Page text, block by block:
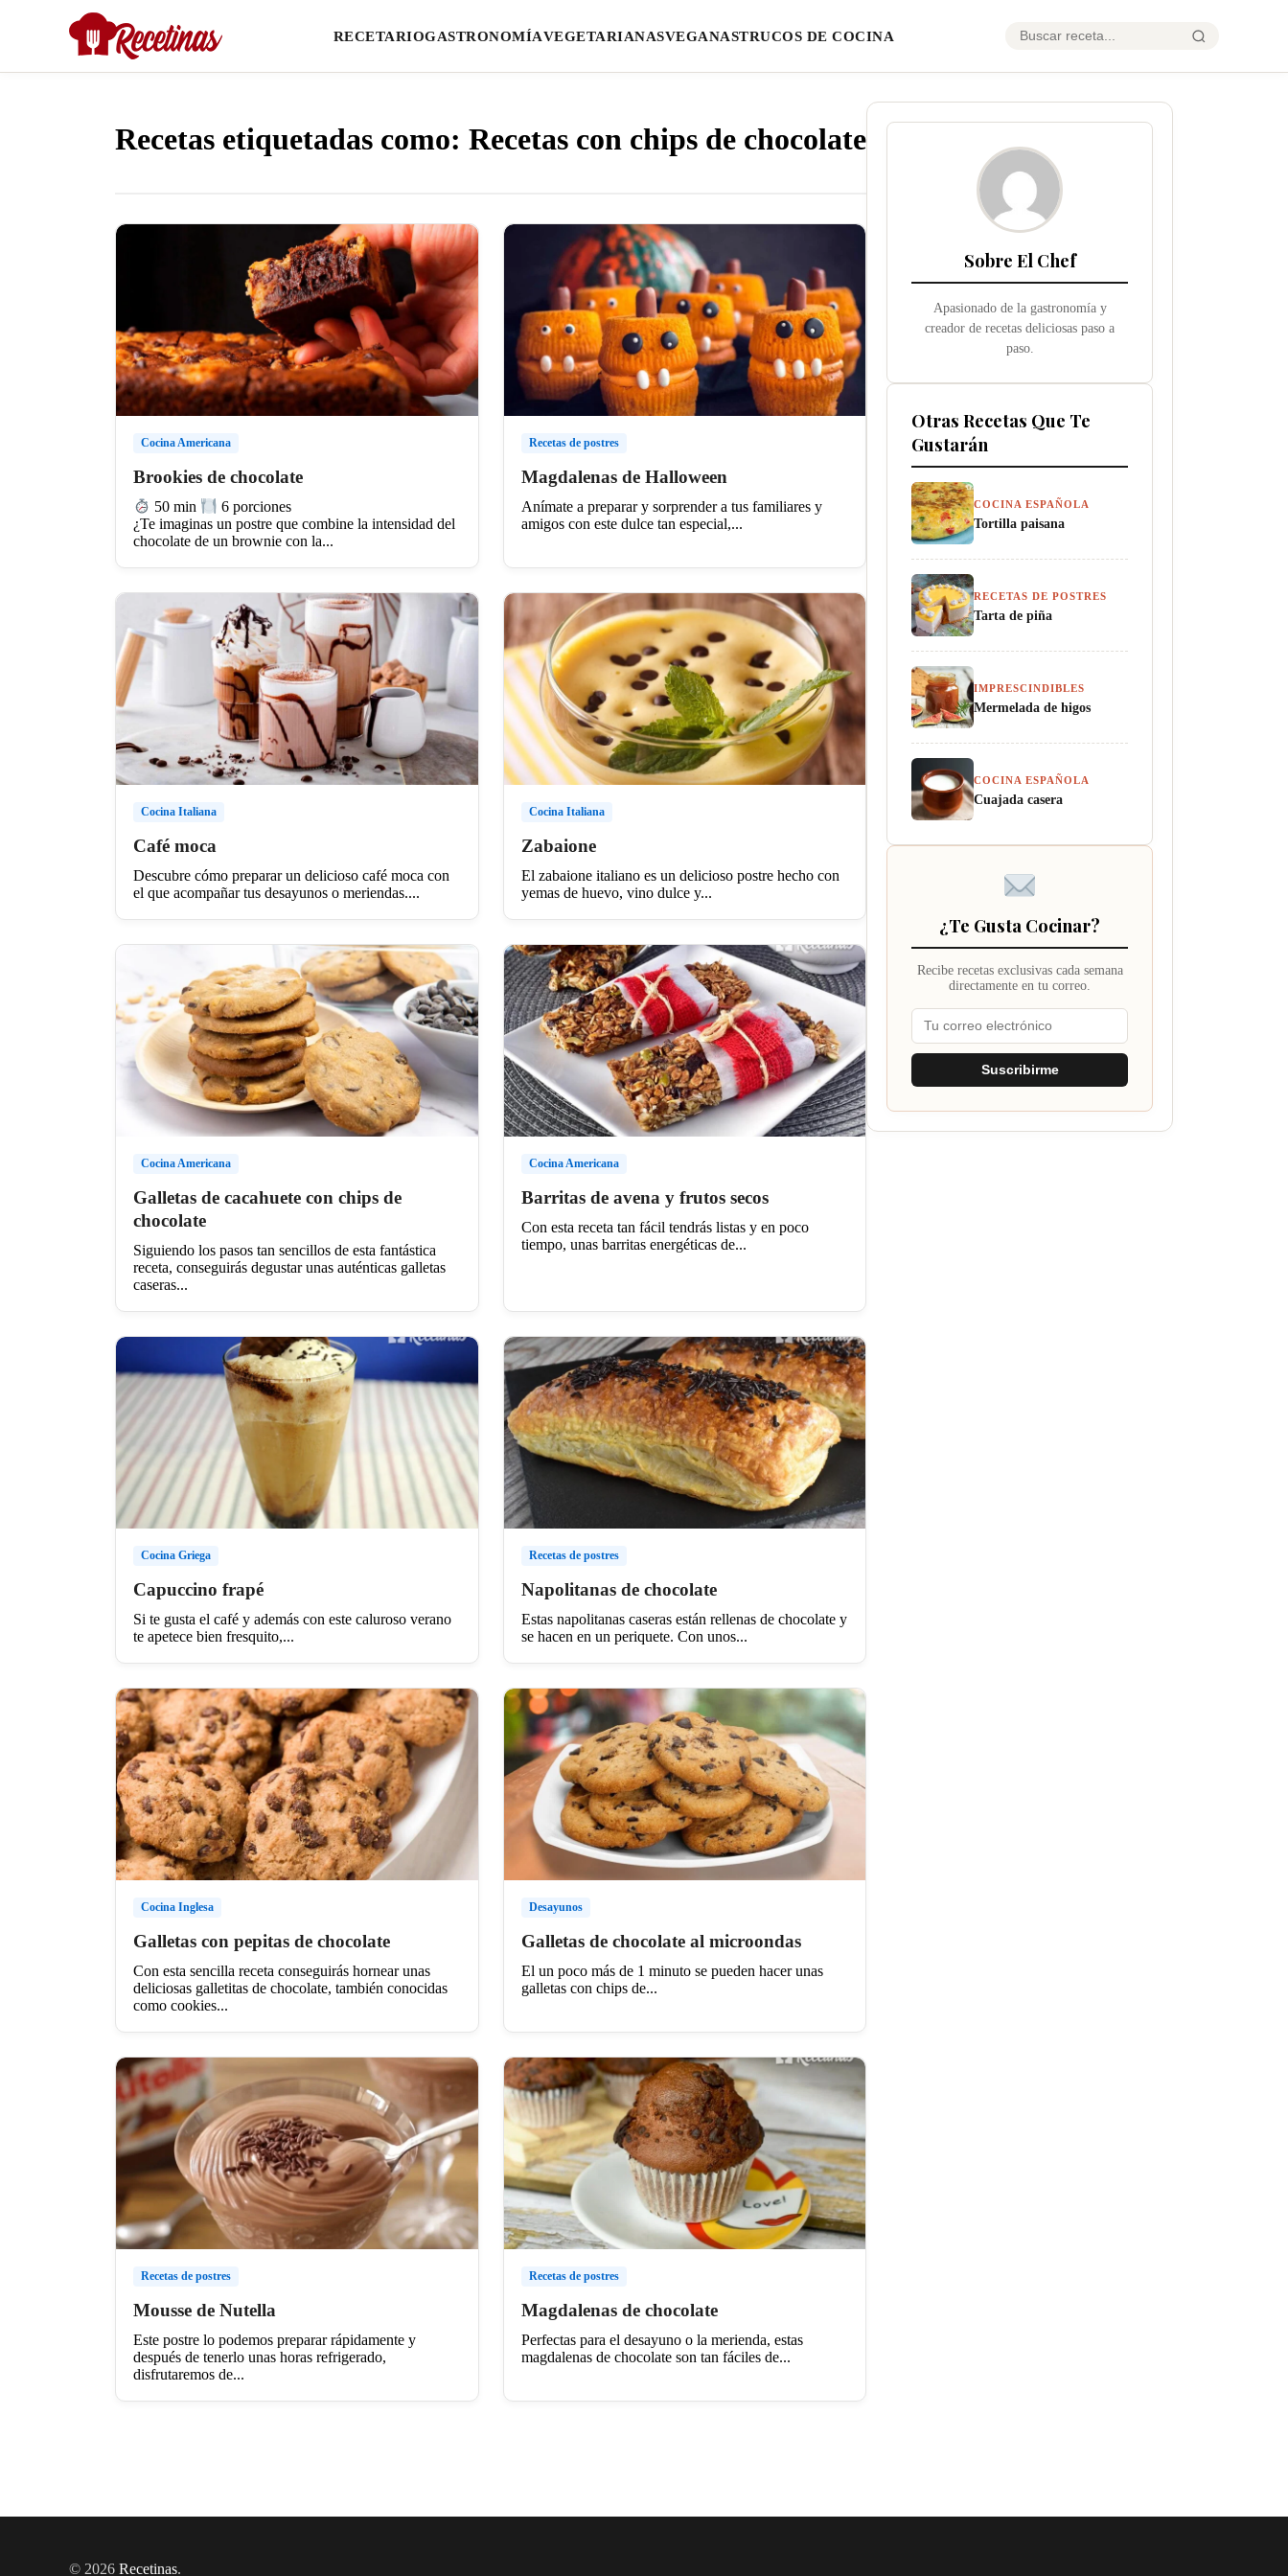
RECETARIOGASTRONOMÍAVEGETARIANASVEGANASTRUCOS DE COCINA
Recetas etiquetadas como: Recetas con chips de chocolate
Cocina Americana
Brookies de chocolate
50 min
6 porciones
¿Te imaginas un postre que combine la intensidad del
chocolate de un brownie con la...
Recetas de postres
Magdalenas de Halloween
Anímate a preparar y sorprender a tus familiares y
amigos con este dulce tan especial,...
Cocina Italiana
Café moca
Descubre cómo preparar un delicioso café moca con
el que acompañar tus desayunos o meriendas....
Cocina Italiana
Zabaione
El zabaione italiano es un delicioso postre hecho con
yemas de huevo, vino dulce y...
Cocina Americana
Galletas de cacahuete con chips de
chocolate
Siguiendo los pasos tan sencillos de esta fantástica
receta, conseguirás degustar unas auténticas galletas
caseras...
Cocina Americana
Barritas de avena y frutos secos
Con esta receta tan fácil tendrás listas y en poco
tiempo, unas barritas energéticas de...
Cocina Griega
Capuccino frapé
Si te gusta el café y además con este caluroso verano
te apetece bien fresquito,...
Recetas de postres
Napolitanas de chocolate
Estas napolitanas caseras están rellenas de chocolate y
se hacen en un periquete. Con unos...
Cocina Inglesa
Galletas con pepitas de chocolate
Con esta sencilla receta conseguirás hornear unas
deliciosas galletitas de chocolate, también conocidas
como cookies...
Desayunos
Galletas de chocolate al microondas
El un poco más de 1 minuto se pueden hacer unas
galletas con chips de...
Recetas de postres
Mousse de Nutella
Este postre lo podemos preparar rápidamente y
después de tenerlo unas horas refrigerado,
disfrutaremos de...
Recetas de postres
Magdalenas de chocolate
Perfectas para el desayuno o la merienda, estas
magdalenas de chocolate son tan fáciles de...
Sobre El Chef
Apasionado de la gastronomía y
creador de recetas deliciosas paso a
paso.
Otras Recetas Que Te
Gustarán
COCINA ESPAÑOLA
Tortilla paisana
RECETAS DE POSTRES
Tarta de piña
IMPRESCINDIBLES
Mermelada de higos
COCINA ESPAÑOLA
Cuajada casera
¿Te Gusta Cocinar?
Recibe recetas exclusivas cada semana
directamente en tu correo.
Suscribirme
© 2026 Recetinas.